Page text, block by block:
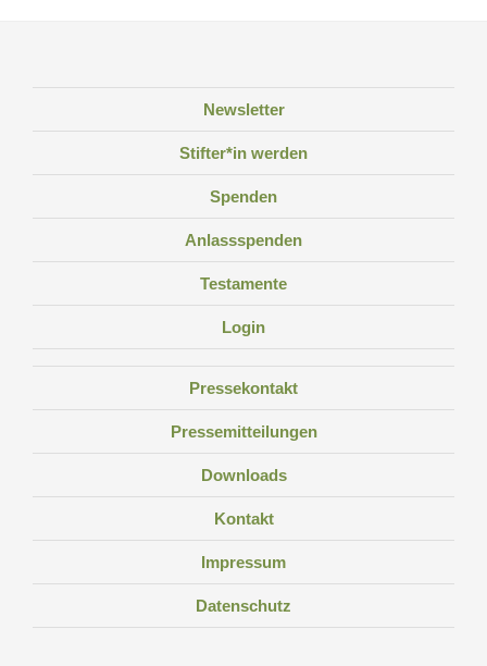
Newsletter
Stifter*in werden
Spenden
Anlassspenden
Testamente
Login
Pressekontakt
Pressemitteilungen
Downloads
Kontakt
Impressum
Datenschutz